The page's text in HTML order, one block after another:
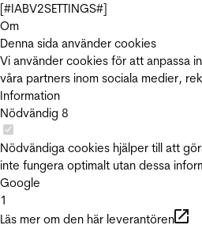
[#IABV2SETTINGS#]
Om
Denna sida använder cookies
Vi använder cookies för att anpassa
våra partners inom sociala medier,
Information
Nödvändig 8
Nödvändiga cookies hjälper till att
inte fungera optimalt utan dessa
Google
1
Läs mer om den här leverantören